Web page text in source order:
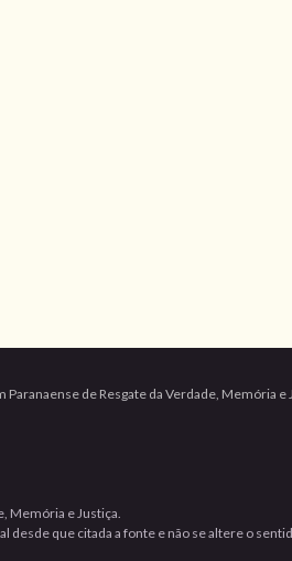
de Resgate da Verdade, Memória e
Memória e Justiça.
desde que citada a fonte e não se altere o